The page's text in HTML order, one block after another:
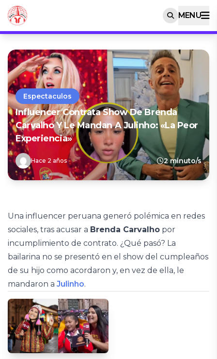
MENU
Espectaculos
Influencer Contrata Show De Brenda
Carvalho Y Le Mandan A Julinho: «La Peor
Experiencia»
Hace 2 años 2 minuto/s
Una influencer peruana generó polémica en redes
sociales, tras acusar a Brenda Carvalho por
incumplimiento de contrato. ¿Qué pasó? La
bailarina no se presentó en el show del cumpleaños
de su hijo como acordaron y, en vez de ella, le
mandaron a Julinho.